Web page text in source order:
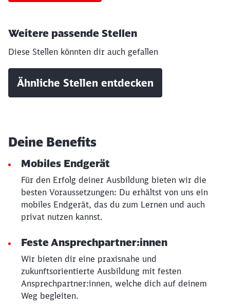
Weitere passende Stellen
Diese Stellen könnten dir auch gefallen
Ähnliche Stellen entdecken
Deine Benefits
Mobiles Endgerät
Für den Erfolg deiner Ausbildung bieten wir die
besten Voraussetzungen: Du erhältst von uns ein
mobiles Endgerät, das du zum Lernen und auch
privat nutzen kannst.
Feste Ansprechpartner:innen
Wir bieten dir eine praxisnahe und
zukunftsorientierte Ausbildung mit festen
Ansprechpartner:innen, welche dich auf deinem
Weg begleiten.